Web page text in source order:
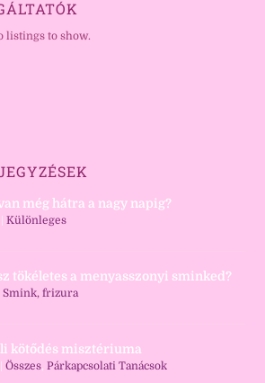
listings to show.
még hátra a nagy napig?
|Különleges
tökéletes a menyasszonyi sminked?
|Smink, frizura
kötődés misztériuma
|Összes ,Párkapcsolati Tanácsok